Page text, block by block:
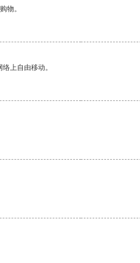
物。
上自由移动。